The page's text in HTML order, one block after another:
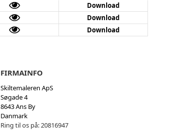
Download
Download
Download
FIRMAINFO
Skiltemaleren ApS
Søgade 4
8643 Ans By
Danmark
Ring til os på:20816947